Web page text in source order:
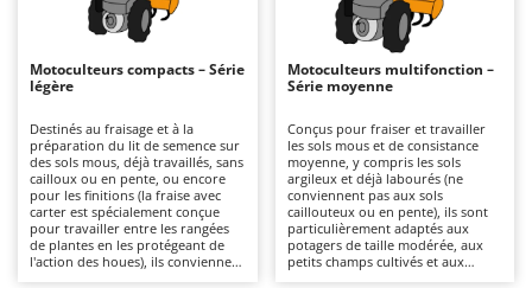
Aspirateurs de piscine
Atomiseurs agricoles pour tracteurs
Atomiseurs pour traitements
Autolaveuses
Autres produits
B
Balayeuses
ALA 2000
Alpina
Ama
Ambrogio Robot
Annovi Reverberi
ANTHBOT
Archman
Motoculteurs compacts – Série
légère
Destinés au fraisage et à la
préparation du lit de semence sur
des sols mous, déjà travaillés, sans
cailloux ou en pente, ou encore
pour les finitions (la fraise avec
carter est spécialement conçue
pour travailler entre les rangées
de plantes en les protégeant de
l'action des houes), ils conviennent
Motoculteurs multifonction –
Série moyenne
Conçus pour fraiser et travailler
les sols mous et de consistance
moyenne, y compris les sols
argileux et déjà labourés (ne
conviennent pas aux sols
caillouteux ou en pente), ils sont
particulièrement adaptés aux
potagers de taille modérée, aux
petits champs cultivés et aux